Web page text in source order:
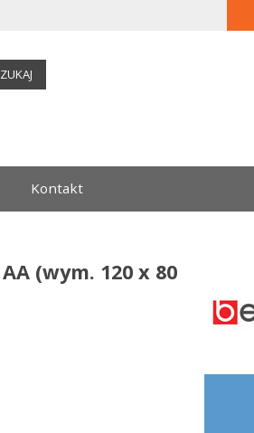
Kontakt
AA (wym. 120 x 80